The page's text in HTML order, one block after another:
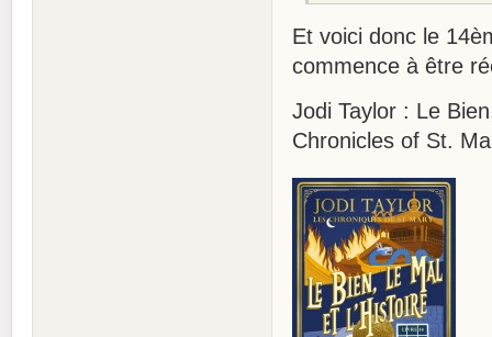
Et voici donc le
commence à être
Jodi Taylor : Le
Chronicles of St.